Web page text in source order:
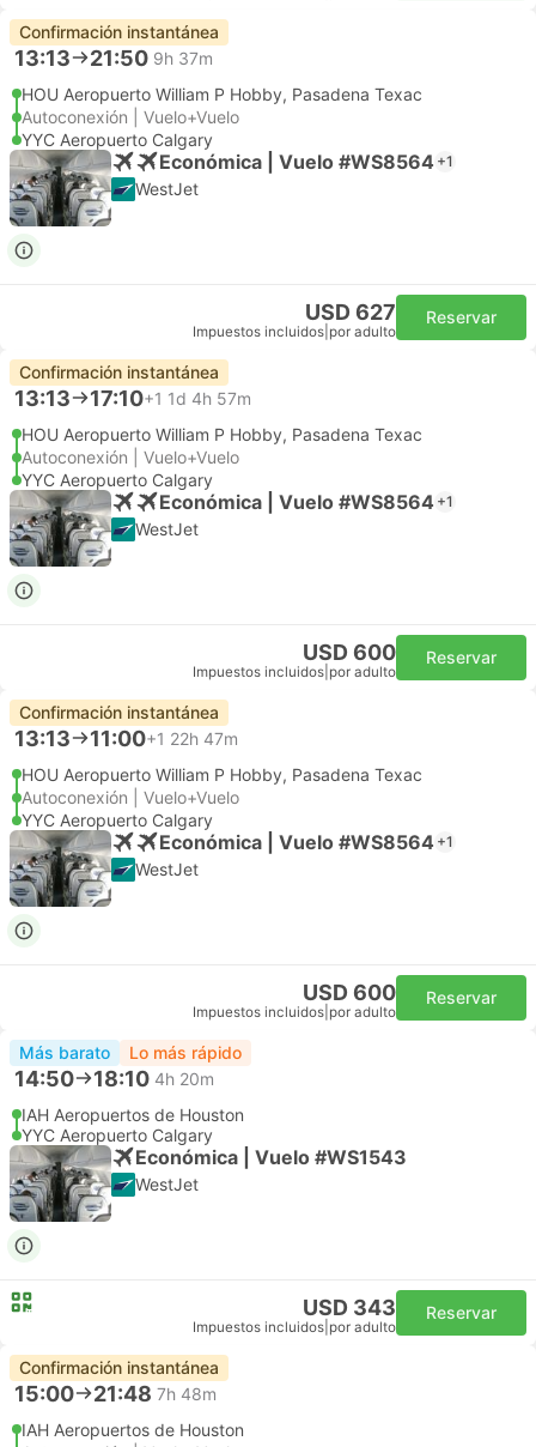
Confirmación instantánea
13:13 21:50 9h 37m
HOU Aeropuerto William P Hobby, Pasadena Texac
Autoconexión | Vuelo+Vuelo
YYC Aeropuerto Calgary
Económica | Vuelo #WS8564 +1
WestJet
USD 627
Impuestos incluidos por adulto
Reservar
Confirmación instantánea
13:13 17:10+1 1d 4h 57m
HOU Aeropuerto William P Hobby, Pasadena Texac
Autoconexión | Vuelo+Vuelo
YYC Aeropuerto Calgary
Económica | Vuelo #WS8564 +1
WestJet
USD 600
Impuestos incluidos por adulto
Reservar
Confirmación instantánea
13:13 11:00+1 22h 47m
HOU Aeropuerto William P Hobby, Pasadena Texac
Autoconexión | Vuelo+Vuelo
YYC Aeropuerto Calgary
Económica | Vuelo #WS8564 +1
WestJet
USD 600
Impuestos incluidos por adulto
Reservar
Más barato Lo más rápido
14:50 18:10 4h 20m
IAH Aeropuertos de Houston
YYC Aeropuerto Calgary
Económica | Vuelo #WS1543
WestJet
USD 343
Impuestos incluidos por adulto
Reservar
Confirmación instantánea
15:00 21:48 7h 48m
IAH Aeropuertos de Houston